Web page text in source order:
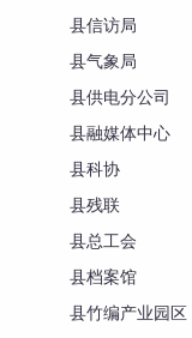
县信访局
县气象局
县供电分公司
县融媒体中心
县科协
县残联
县总工会
县档案馆
县竹编产业园区